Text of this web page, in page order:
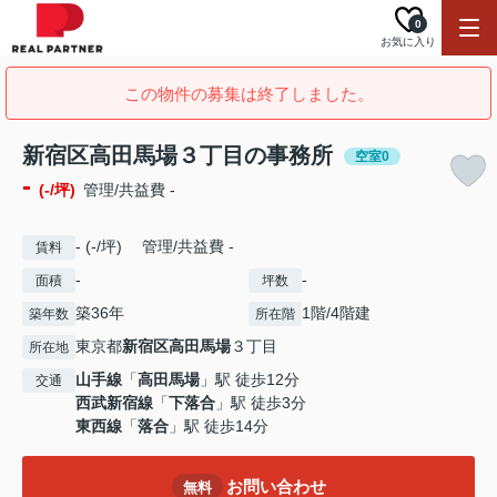
お気に入り
0
この物件の募集は終了しました。
新宿区高田馬場３丁目の事務所 空室0
- (-/坪) 管理/共益費 -
賃料 - (-/坪) 管理/共益費 -
面積 - 坪数 -
築年数 築36年 所在階 1階/4階建
所在地 東京都新宿区高田馬場３丁目
交通 山手線 「高田馬場」駅 徒歩12分
西武新宿線 「下落合 」駅 徒歩3分
東西線 「落合 」駅 徒歩14分
無料 お問い合わせ